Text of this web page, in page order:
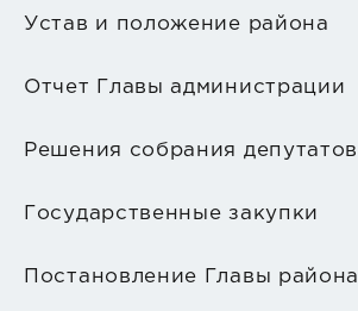
Устав и положение района
Отчет Главы администрации
Решения собрания депутатов
Государственные закупки
Постановление Главы района